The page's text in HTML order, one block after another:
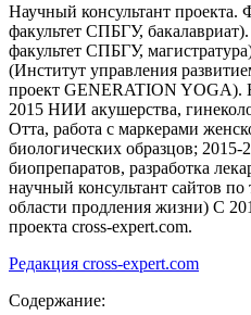
Научный консультант проекта.
факультет СПБГУ,
факультет СПБГУ,
(Институт управления
проект GENERATION YOGA).
2015 НИИ акушерства,
Отта, работа с маркерами
биологических образцов;
биопрепаратов, разработка
научный консультант сайтов
области продления жизни) C
проекта cross-expert.com.
Редакция cross-expert.com
Содержание: